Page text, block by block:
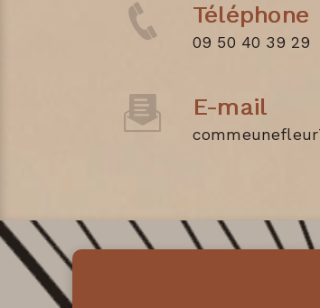
Téléphone
09 50 40 39 29
E-mail